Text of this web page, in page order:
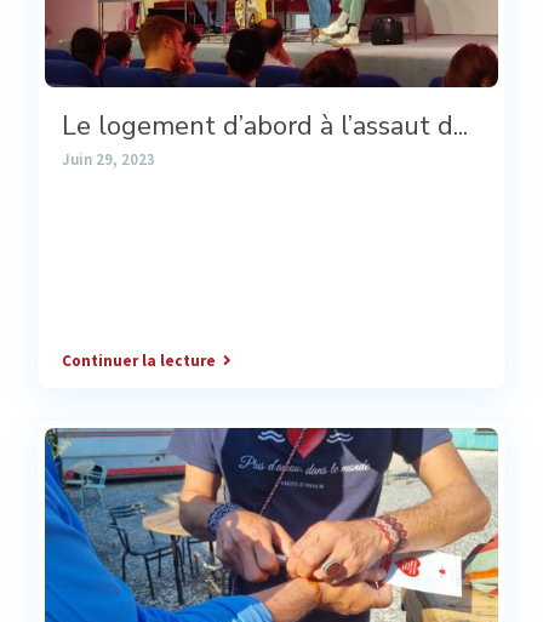
Le logement d’abord à l’assaut d...
Juin 29, 2023
Continuer la lecture